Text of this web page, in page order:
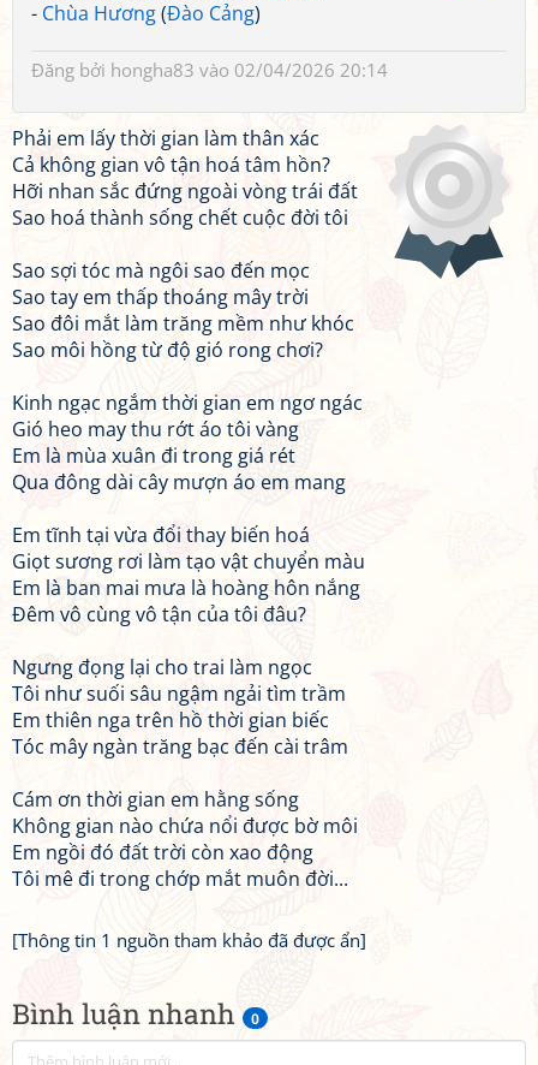
Bình luận nhanh 0
- Chùa Hương(Đào Cảng)
Đăng bởi hongha83 vào 02/04/2026 20:14
Phải em lấy thời gian làm thân xác
Cả không gian vô tận hoá tâm hồn?
Hỡi nhan sắc đứng ngoài vòng trái đất
Sao hoá thành sống chết cuộc đời tôi
Sao sợi tóc mà ngôi sao đến mọc
Sao tay em thấp thoáng mây trời
Sao đôi mắt làm trăng mềm như khóc
Sao môi hồng từ độ gió rong chơi?
Kinh ngạc ngắm thời gian em ngơ ngác
Gió heo may thu rớt áo tôi vàng
Em là mùa xuân đi trong giá rét
Qua đông dài cây mượn áo em mang
Em tĩnh tại vừa đổi thay biến hoá
Giọt sương rơi làm tạo vật chuyển màu
Em là ban mai mưa là hoàng hôn nắng
Đêm vô cùng vô tận của tôi đâu?
Ngưng đọng lại cho trai làm ngọc
Tôi như suối sâu ngậm ngải tìm trầm
Em thiên nga trên hồ thời gian biếc
Tóc mây ngàn trăng bạc đến cài trâm
Cám ơn thời gian em hằng sống
Không gian nào chứa nổi được bờ môi
Em ngồi đó đất trời còn xao động
Tôi mê đi trong chớp mắt muôn đời...
[Thông tin 1 nguồn tham khảo đã được ẩn]